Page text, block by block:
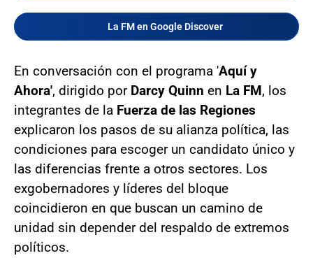
La FM en Google Discover
En conversación con el programa 'Aquí y
Ahora', dirigido por Darcy Quinn en La FM, los
integrantes de la Fuerza de las Regiones
explicaron los pasos de su alianza política, las
condiciones para escoger un candidato único y
las diferencias frente a otros sectores. Los
exgobernadores y líderes del bloque
coincidieron en que buscan un camino de
unidad sin depender del respaldo de extremos
políticos.